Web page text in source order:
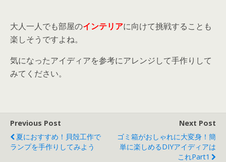
大人一人でも部屋のインテリアに向けて挑戦することも
楽しそうですよね。
気になったアイディアを参考にアレンジして手作りして
みてください。
Previous Post
夏におすすめ！貝殻工作で
ランプを手作りしてみよう
Next Post
ゴミ箱がおしゃれに大変身！簡
単に楽しめるDIYアイディアは
これpart1